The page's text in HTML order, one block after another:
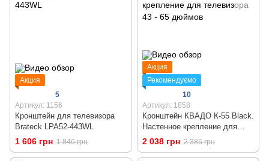
Акция
5
Артикул: 1156
Кронштейн для телевизора
Brateck LPA52-443WL
1 606 грн 1 846 грн
Акция
Рекомендуємо
10
Артикул: 1858
Кронштейн КВАДО К-55 Black.
Настенное крепление для
телевизора 43 - 65 дюймов
2 038 грн 2 386 грн